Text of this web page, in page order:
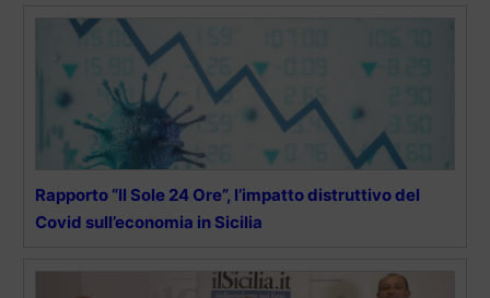
Rapporto “Il Sole 24 Ore”, l’impatto distruttivo del
Covid sull’economia in Sicilia